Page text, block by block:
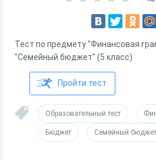
Тест по предмету "Финансовая
"Семейный бюджет" (5 класс)
Пройти тест
Образовательный тест
Бюджет Семейный бюджет